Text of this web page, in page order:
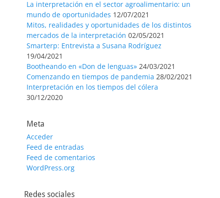
La interpretación en el sector agroalimentario: un
mundo de oportunidades 12/07/2021
Mitos, realidades y oportunidades de los distintos
mercados de la interpretación 02/05/2021
Smarterp: Entrevista a Susana Rodríguez
19/04/2021
Bootheando en «Don de lenguas» 24/03/2021
Comenzando en tiempos de pandemia 28/02/2021
Interpretación en los tiempos del cólera
30/12/2020
Meta
Acceder
Feed de entradas
Feed de comentarios
WordPress.org
Redes sociales